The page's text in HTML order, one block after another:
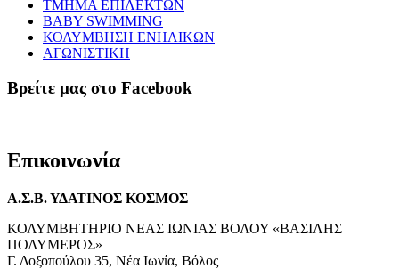
ΤΜΗΜΑ ΕΠΙΛΕΚΤΩΝ
BABY SWIMMING
ΚΟΛΥΜΒΗΣΗ ΕΝΗΛΙΚΩΝ
ΑΓΩΝΙΣΤΙΚΗ
Βρείτε μας στο Facebook
Επικοινωνία
Α.Σ.Β. ΥΔΑΤΙΝΟΣ ΚΟΣΜΟΣ
ΚΟΛΥΜΒΗΤΗΡΙΟ ΝΕΑΣ ΙΩΝΙΑΣ ΒΟΛΟΥ «ΒΑΣΙΛΗΣ
ΠΟΛΥΜΕΡΟΣ»
Γ. Δοξοπούλου 35, Νέα Ιωνία, Βόλος